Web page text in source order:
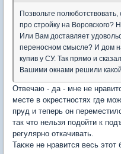
Позвольте
про стройку на Воровского?
Или Вам доставляет
переносном смысле? И дом
купив у СУ. Так прямо и
Вашими окнами решили
Отвечаю - да - мне не
месте в окрестностях где
пруд и теперь он
так что нельзя подойти к
регулярно откачивать.
Также не нравится весь